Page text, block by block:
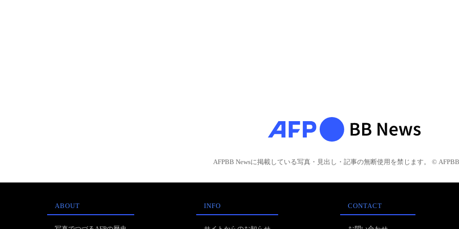
AFPBB Newsに掲載している写真・見出し・記事の無断使用を禁じます。 © AFPBB
ABOUT INFO CONTACT